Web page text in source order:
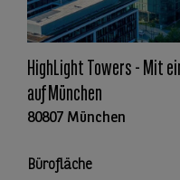
HighLight Towers - Mit
auf München
80807 München
Bürofläche